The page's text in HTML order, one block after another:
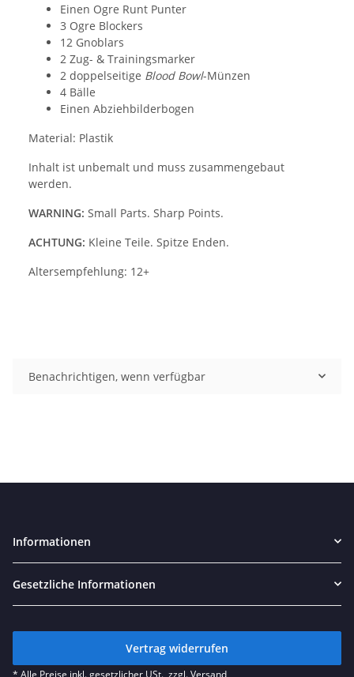
Einen Ogre Runt Punter
3 Ogre Blockers
12 Gnoblars
2 Zug- & Trainingsmarker
2 doppelseitige Blood Bowl-Münzen
4 Bälle
Einen Abziehbilderbogen
Material: Plastik
Inhalt ist unbemalt und muss zusammengebaut
werden.
WARNING: Small Parts. Sharp Points.
ACHTUNG: Kleine Teile. Spitze Enden.
Altersempfehlung: 12+
Benachrichtigen, wenn verfügbar
Informationen
Gesetzliche Informationen
Vertrag widerrufen
* Alle Preise inkl. gesetzlicher USt., zzgl. Versand